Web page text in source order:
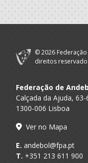
© 2026
direitos
Federação de
Calçada da Ajuda, 63-
1300-006 Lisboa
Ver no Mapa
E. andebol@fpa.pt
T. +351 213 611 900